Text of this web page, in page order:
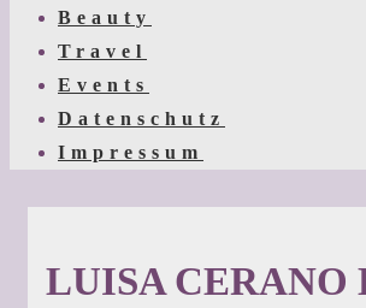
Beauty
Travel
Events
Datenschutz
Impressum
LUISA CERANO